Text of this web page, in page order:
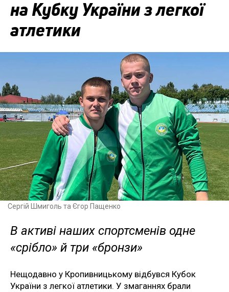
на Кубку України з легкої
атлетики
Сергій Шмиголь та Єгор Пащенко
В активі наших спортсменів одне
«срібло» й три «бронзи»
Нещодавно у Кропивницькому відбувся Кубок
України з легкої атлетики. У змаганнях брали